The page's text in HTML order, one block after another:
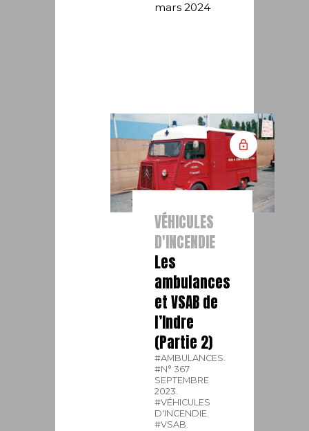
mars 2024
VÉHICULES
D'INCENDIE
Les
ambulances
et VSAB de
l’Indre
(Partie 2)
#AMBULANCES.
#N° 367
SEPTEMBRE
2023.
#VÉHICULES
D'INCENDIE.
#VSAB.